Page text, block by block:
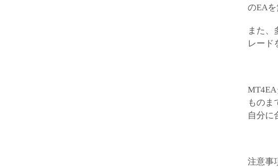
のEAを
また、
レード
ものま
自分に
注意事